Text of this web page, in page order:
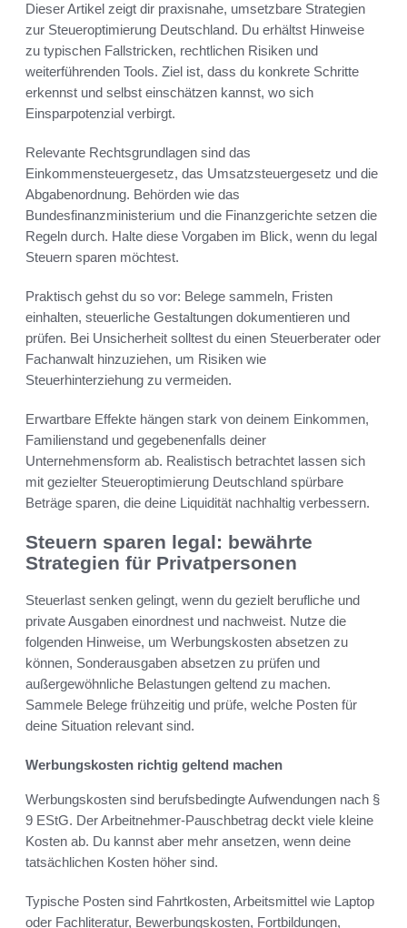
Dieser Artikel zeigt dir praxisnahe, umsetzbare Strategien
zur Steueroptimierung Deutschland. Du erhältst Hinweise
zu typischen Fallstricken, rechtlichen Risiken und
weiterführenden Tools. Ziel ist, dass du konkrete Schritte
erkennst und selbst einschätzen kannst, wo sich
Einsparpotenzial verbirgt.
Relevante Rechtsgrundlagen sind das
Einkommensteuergesetz, das Umsatzsteuergesetz und die
Abgabenordnung. Behörden wie das
Bundesfinanzministerium und die Finanzgerichte setzen die
Regeln durch. Halte diese Vorgaben im Blick, wenn du legal
Steuern sparen möchtest.
Praktisch gehst du so vor: Belege sammeln, Fristen
einhalten, steuerliche Gestaltungen dokumentieren und
prüfen. Bei Unsicherheit solltest du einen Steuerberater oder
Fachanwalt hinzuziehen, um Risiken wie
Steuerhinterziehung zu vermeiden.
Erwartbare Effekte hängen stark von deinem Einkommen,
Familienstand und gegebenenfalls deiner
Unternehmensform ab. Realistisch betrachtet lassen sich
mit gezielter Steueroptimierung Deutschland spürbare
Beträge sparen, die deine Liquidität nachhaltig verbessern.
Steuern sparen legal: bewährte
Strategien für Privatpersonen
Steuerlast senken gelingt, wenn du gezielt berufliche und
private Ausgaben einordnest und nachweist. Nutze die
folgenden Hinweise, um Werbungskosten absetzen zu
können, Sonderausgaben absetzen zu prüfen und
außergewöhnliche Belastungen geltend zu machen.
Sammele Belege frühzeitig und prüfe, welche Posten für
deine Situation relevant sind.
Werbungskosten richtig geltend machen
Werbungskosten sind berufsbedingte Aufwendungen nach §
9 EStG. Der Arbeitnehmer-Pauschbetrag deckt viele kleine
Kosten ab. Du kannst aber mehr ansetzen, wenn deine
tatsächlichen Kosten höher sind.
Typische Posten sind Fahrtkosten, Arbeitsmittel wie Laptop
oder Fachliteratur, Bewerbungskosten, Fortbildungen,